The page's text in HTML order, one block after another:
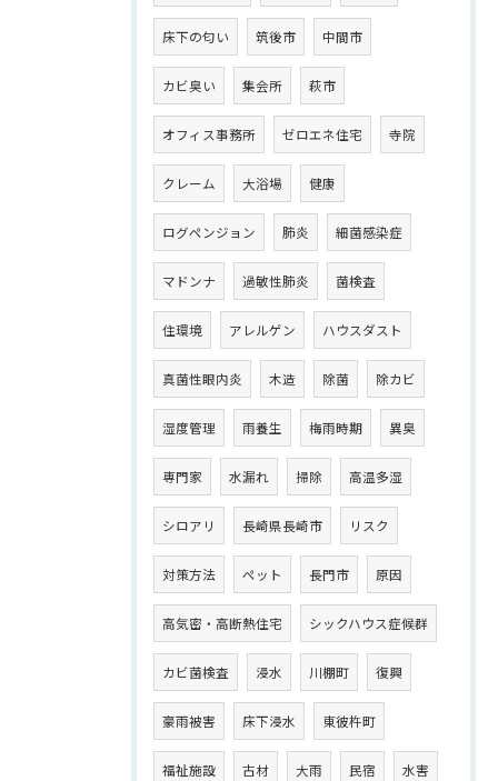
床下の匂い 筑後市 中間市
カビ臭い 集会所 萩市
オフィス事務所 ゼロエネ住宅 寺院
クレーム 大浴場 健康
ログペンジョン 肺炎 細菌感染症
マドンナ 過敏性肺炎 菌検査
住環境 アレルゲン ハウスダスト
真菌性眼内炎 木造 除菌 除カビ
湿度管理 雨養生 梅雨時期 異臭
専門家 水漏れ 掃除 高温多湿
シロアリ 長崎県長崎市 リスク
対策方法 ペット 長門市 原因
高気密・高断熱住宅 シックハウス症候群
カビ菌検査 浸水 川棚町 復興
豪雨被害 床下浸水 東彼杵町
福祉施設 古材 大雨 民宿 水害